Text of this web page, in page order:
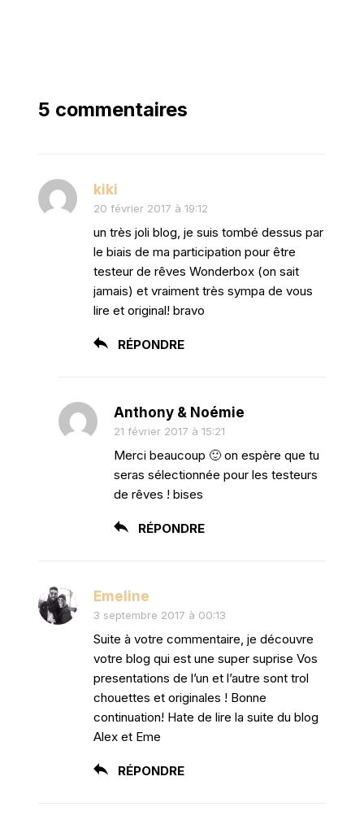
5 commentaires
kiki
20 février 2017 à 19:12
un très joli blog, je suis tombé dessus par
le biais de ma participation pour être
testeur de rêves Wonderbox (on sait
jamais) et vraiment très sympa de vous
lire et original! bravo
RÉPONDRE
Anthony & Noémie
21 février 2017 à 15:21
Merci beaucoup 🙂 on espère que tu
seras sélectionnée pour les testeurs
de rêves ! bises
RÉPONDRE
Emeline
3 septembre 2017 à 00:13
Suite à votre commentaire, je découvre
votre blog qui est une super suprise Vos
presentations de l’un et l’autre sont trol
chouettes et originales ! Bonne
continuation! Hate de lire la suite du blog
Alex et Eme
RÉPONDRE